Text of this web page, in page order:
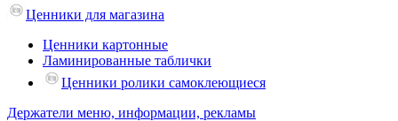
Ценники для магазина
Ценники картонные
Ламинированные таблички
Ценники ролики самоклеющиеся
Держатели меню, информации, рекламы